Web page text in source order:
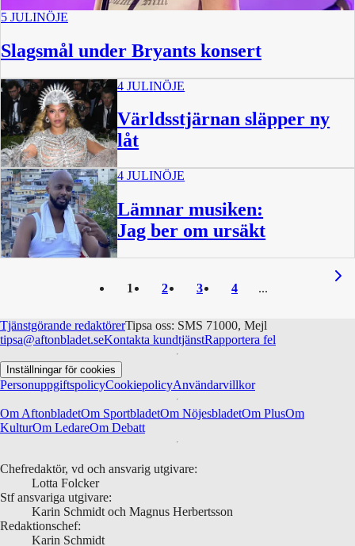
5 JULINÖJE
Slagsmål under Bryants konsert
4 JULINÖJE
Världsstjärnan släpper ny
låt
4 JULINÖJE
Lämnar musiken:
Jag ber om ursäkt
1 2 3 4
Tjänstgörande redaktörerTipsa oss: SMS 71000, Mejl
tipsa@aftonbladet.seKontakta kundtjänstRapportera fel
Inställningar för cookies
PersonuppgiftspolicyCookiepolicyAnvändarvillkor
Om AftonbladetOm SportbladetOm NöjesbladetOm PlusOm
KulturOm LedareOm Debatt
Chefredaktör, vd och ansvarig utgivare:
Lotta Folcker
Stf ansvariga utgivare:
Karin Schmidt och Magnus Herbertsson
Redaktionschef:
Karin Schmidt